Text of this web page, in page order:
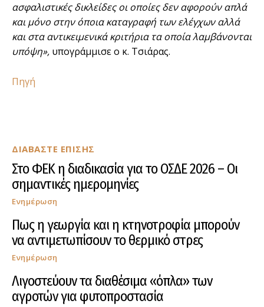
ΔΙΑΒΑΣΤΕ ΕΠΙΣΗΣ
Στο ΦΕΚ η διαδικασία για το ΟΣΔΕ 2026 – Οι
σημαντικές ημερομηνίες
Ενημέρωση
Πως η γεωργία και η κτηνοτροφία μπορούν
να αντιμετωπίσουν το θερμικό στρες
Ενημέρωση
Λιγοστεύουν τα διαθέσιμα «όπλα» των
αγροτών για φυτοπροστασία
ασφαλιστικές δικλείδες οι οποίες δεν αφορούν απλά
και μόνο στην όποια καταγραφή των ελέγχων αλλά
και στα αντικειμενικά κριτήρια τα οποία λαμβάνονται
υπόψη», υπογράμμισε ο κ. Τσιάρας.
Πηγή